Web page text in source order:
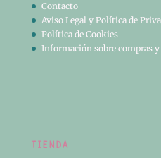
Contacto
Aviso Legal y Política de
Política de Cookies
Información sobre compras
TIENDA